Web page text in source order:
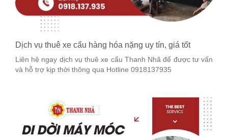
Dịch vụ thuê xe cẩu hàng hóa nặng uy tín, giá tốt
Liên hệ ngay dịch vụ thuê xe cẩu Thanh Nhã để được tư vấn
và hỗ trợ kịp thời thông qua Hotline 0918137935